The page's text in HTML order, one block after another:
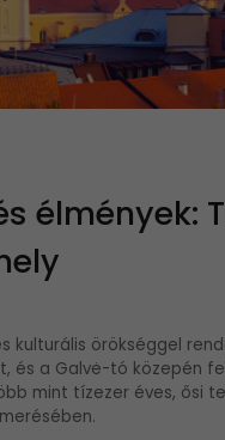
élmények:
kulturális örökséggel
és a Galvė-tó közepén
mint tízezer éves, ősi